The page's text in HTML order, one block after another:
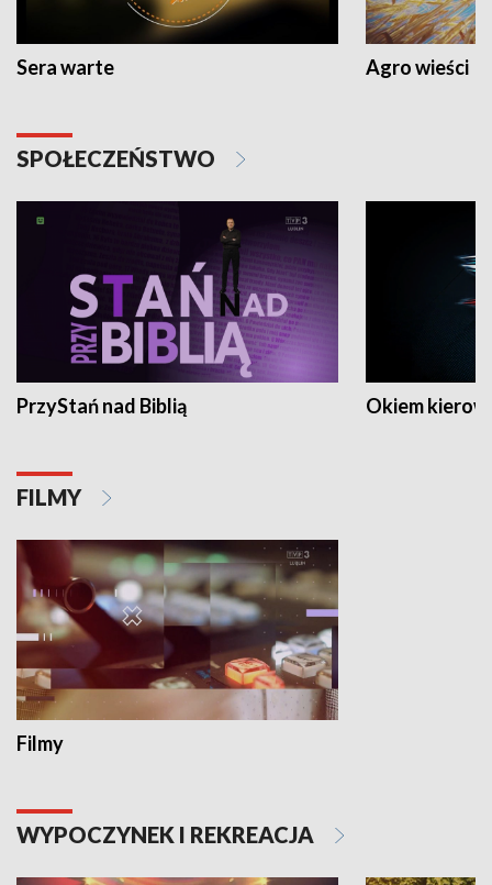
Sera warte Agro wieści
SPOŁECZEŃSTWO
PrzyStań nad Biblią Okiem
FILMY
Filmy
WYPOCZYNEK I REKREACJA